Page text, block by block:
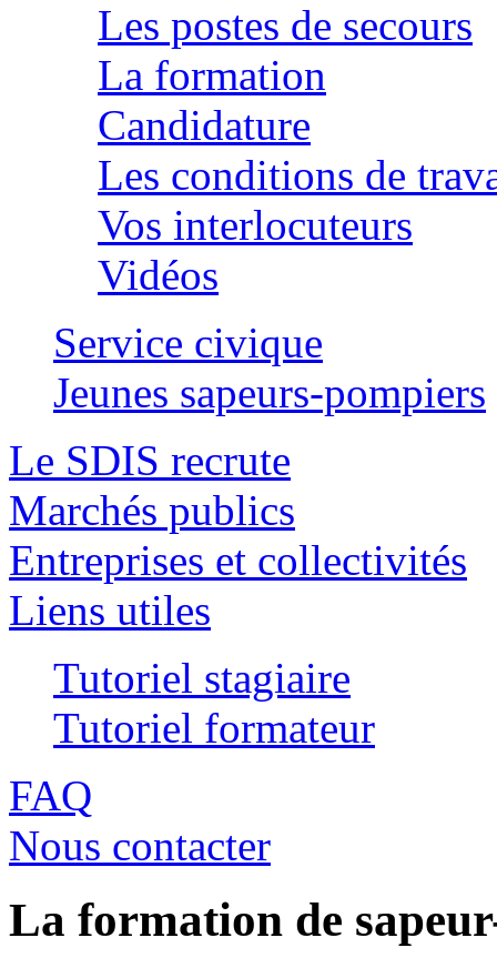
Les postes de secours
La formation
Candidature
Les conditions de
Vos interlocuteurs
Vidéos
Service civique
Jeunes sapeurs-pompiers
Le SDIS recrute
Marchés publics
Entreprises et collectivités
Liens utiles
Tutoriel stagiaire
Tutoriel formateur
FAQ
Nous contacter
La formation de